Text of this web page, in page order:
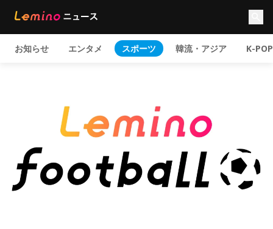
お知らせ エンタメ スポーツ 韓流・アジア K-POP